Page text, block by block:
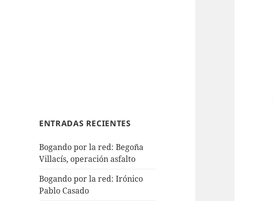
ENTRADAS RECIENTES
Bogando por la red: Begoña
Villacís, operación asfalto
Bogando por la red: Irónico
Pablo Casado